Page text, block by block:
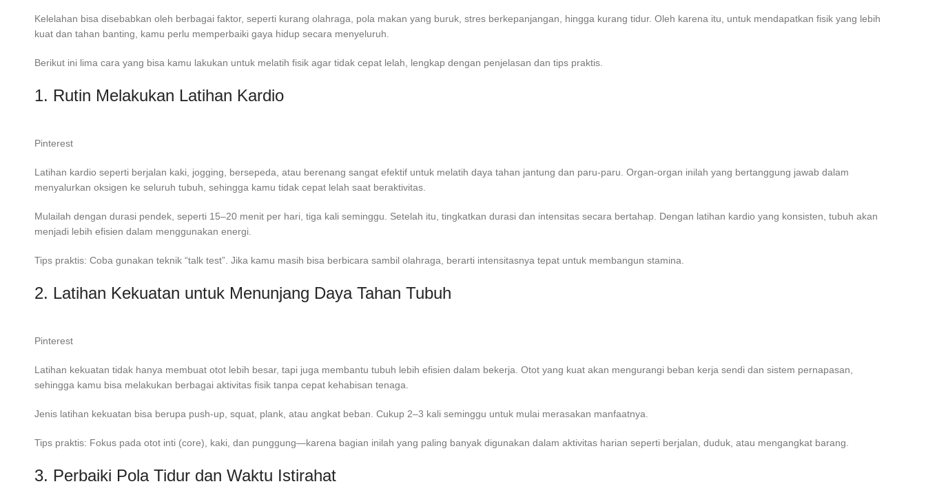
Kelelahan bisa disebabkan oleh berbagai faktor, seperti kurang olahraga, pola makan yang buruk, stres berkepanjangan, hingga kurang tidur. Oleh karena itu, untuk mendapatkan fisik yang lebih
kuat dan tahan banting, kamu perlu memperbaiki gaya hidup secara menyeluruh.
Berikut ini lima cara yang bisa kamu lakukan untuk melatih fisik agar tidak cepat lelah, lengkap dengan penjelasan dan tips praktis.
1. Rutin Melakukan Latihan Kardio
Pinterest
Latihan kardio seperti berjalan kaki, jogging, bersepeda, atau berenang sangat efektif untuk melatih daya tahan jantung dan paru-paru. Organ-organ inilah yang bertanggung jawab dalam
menyalurkan oksigen ke seluruh tubuh, sehingga kamu tidak cepat lelah saat beraktivitas.
Mulailah dengan durasi pendek, seperti 15–20 menit per hari, tiga kali seminggu. Setelah itu, tingkatkan durasi dan intensitas secara bertahap. Dengan latihan kardio yang konsisten, tubuh akan
menjadi lebih efisien dalam menggunakan energi.
Tips praktis: Coba gunakan teknik “talk test”. Jika kamu masih bisa berbicara sambil olahraga, berarti intensitasnya tepat untuk membangun stamina.
2. Latihan Kekuatan untuk Menunjang Daya Tahan Tubuh
Pinterest
Latihan kekuatan tidak hanya membuat otot lebih besar, tapi juga membantu tubuh lebih efisien dalam bekerja. Otot yang kuat akan mengurangi beban kerja sendi dan sistem pernapasan,
sehingga kamu bisa melakukan berbagai aktivitas fisik tanpa cepat kehabisan tenaga.
Jenis latihan kekuatan bisa berupa push-up, squat, plank, atau angkat beban. Cukup 2–3 kali seminggu untuk mulai merasakan manfaatnya.
Tips praktis: Fokus pada otot inti (core), kaki, dan punggung—karena bagian inilah yang paling banyak digunakan dalam aktivitas harian seperti berjalan, duduk, atau mengangkat barang.
3. Perbaiki Pola Tidur dan Waktu Istirahat